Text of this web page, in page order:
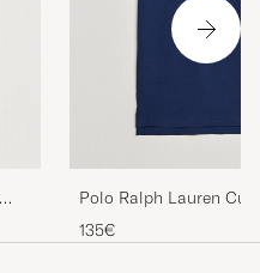
Polo Ralph Lauren
Fit Polo Newport Navy
135€